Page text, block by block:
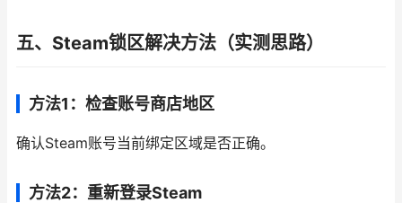
五、Steam锁区解决方法（实测思路）
方法1：检查账号商店地区
确认Steam账号当前绑定区域是否正确。
方法2：重新登录Steam